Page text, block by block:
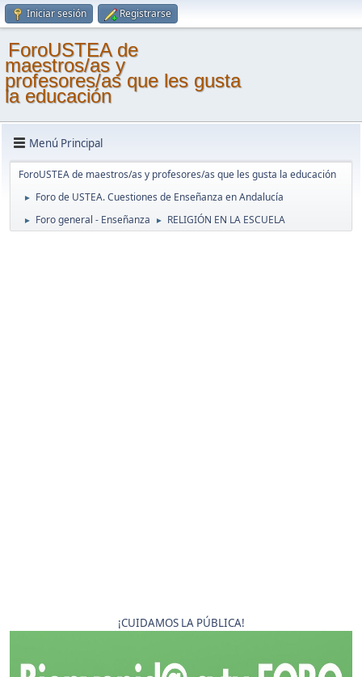
Iniciar sesión Registrarse
ForoUSTEA de
maestros/as y
profesores/as que les gusta
la educación
Menú Principal
ForoUSTEA de maestros/as y profesores/as que les gusta la educación
► Foro de USTEA. Cuestiones de Enseñanza en Andalucía
► Foro general - Enseñanza ► RELIGIÓN EN LA ESCUELA
¡CUIDAMOS LA PÚBLICA!